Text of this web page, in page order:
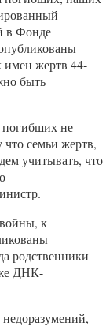
в Фонде
жертв 44-
быть
погибших не
что семьи жертв,
учитывать, что
к
родственники
ДНК-